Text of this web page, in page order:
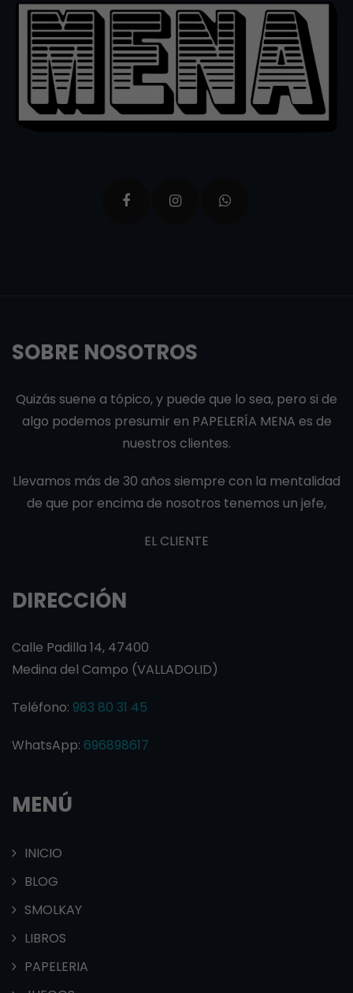
SOBRE NOSOTROS
Quizás suene a tópico, y puede que lo sea, pero si de
algo podemos presumir en PAPELERÍA MENA es de
nuestros clientes.
Llevamos más de 30 años siempre con la mentalidad
de que por encima de nosotros tenemos un jefe,
EL CLIENTE
DIRECCIÓN
Calle Padilla 14, 47400
Medina del Campo (VALLADOLID)
Teléfono: 983 80 31 45
WhatsApp: 696898617
MENÚ
INICIO
BLOG
SMOLKAY
LIBROS
PAPELERIA